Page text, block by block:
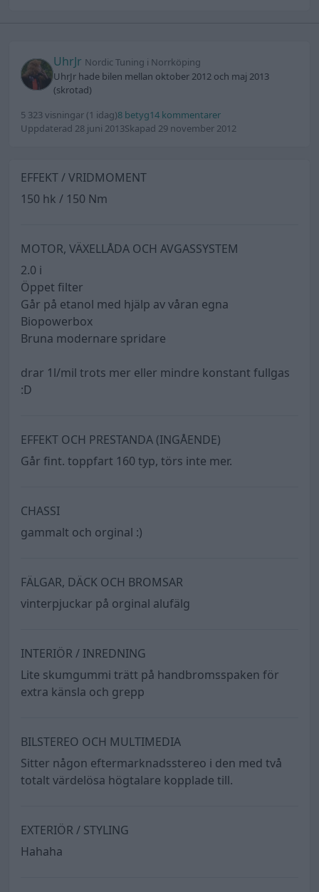
UhrJr Nordic Tuning i Norrköping
UhrJr hade bilen mellan oktober 2012 och maj 2013
(skrotad)
5 323 visningar (1 idag)8 betyg14 kommentarer
Uppdaterad 28 juni 2013Skapad 29 november 2012
EFFEKT / VRIDMOMENT
150 hk / 150 Nm
MOTOR, VÄXELLÅDA OCH AVGASSYSTEM
2.0 i
Öppet filter
Går på etanol med hjälp av våran egna
Biopowerbox
Bruna modernare spridare
drar 1l/mil trots mer eller mindre konstant fullgas
:D
EFFEKT OCH PRESTANDA (INGÅENDE)
Går fint. toppfart 160 typ, törs inte mer.
CHASSI
gammalt och orginal :)
FÄLGAR, DÄCK OCH BROMSAR
vinterpjuckar på orginal alufälg
INTERIÖR / INREDNING
Lite skumgummi trätt på handbromsspaken för
extra känsla och grepp
BILSTEREO OCH MULTIMEDIA
Sitter någon eftermarknadsstereo i den med två
totalt värdelösa högtalare kopplade till.
EXTERIÖR / STYLING
Hahaha